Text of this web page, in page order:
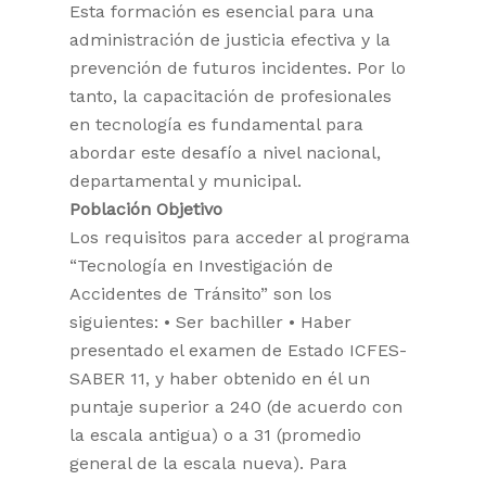
Esta formación es esencial para una
administración de justicia efectiva y la
prevención de futuros incidentes. Por lo
tanto, la capacitación de profesionales
en tecnología es fundamental para
abordar este desafío a nivel nacional,
departamental y municipal.
Población Objetivo
Los requisitos para acceder al programa
“Tecnología en Investigación de
Accidentes de Tránsito” son los
siguientes: • Ser bachiller • Haber
presentado el examen de Estado ICFES-
SABER 11, y haber obtenido en él un
puntaje superior a 240 (de acuerdo con
la escala antigua) o a 31 (promedio
general de la escala nueva). Para